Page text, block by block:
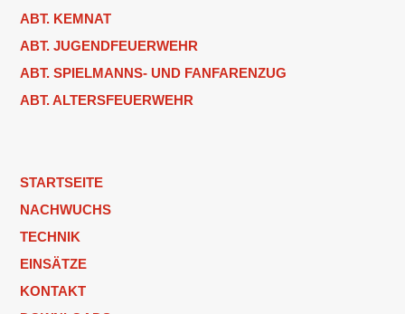
ABT. KEMNAT
ABT. JUGENDFEUERWEHR
ABT. SPIELMANNS- UND FANFARENZUG
ABT. ALTERSFEUERWEHR
STARTSEITE
NACHWUCHS
TECHNIK
EINSÄTZE
KONTAKT